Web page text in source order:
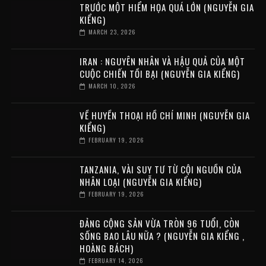
TRƯỚC MỘT HIỂM HỌA QUÁ LỚN (NGUYỄN GIA
KIỂNG)
MARCH 23, 2026
IRAN : NGUYÊN NHÂN VÀ HẬU QUẢ CỦA MỘT
CUỘC CHIẾN TỒI BẠI (NGUYỄN GIA KIỂNG)
MARCH 10, 2026
VỀ HUYỀN THOẠI HỒ CHÍ MINH (NGUYỄN GIA
KIỂNG)
FEBRUARY 19, 2026
TANZANIA, VÀI SUY TƯ TỪ CỘI NGUỒN CỦA
NHÂN LOẠI (NGUYỄN GIA KIỂNG)
FEBRUARY 19, 2026
ĐẢNG CỘNG SẢN VỪA TRÒN 96 TUỔI, CÒN
SỐNG BAO LÂU NỮA ? (NGUYỄN GIA KIỂNG ,
HOÀNG BÁCH)
FEBRUARY 14, 2026